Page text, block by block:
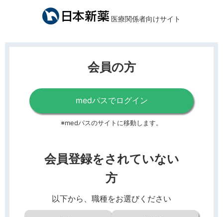
医療関係者向けサイト
会員の方
medパスでログイン
※medパスのサイトに移動します。
会員登録をされていない
方
以下から、職種をお選びください